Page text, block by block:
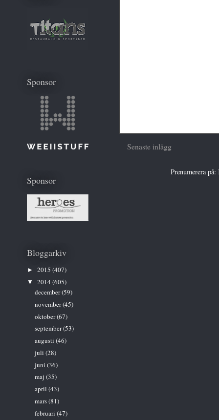
Senaste inlägg
Prenumerera på:
Sponsor
Sponsor
Bloggarkiv
► 2015 (407)
▼ 2014 (605)
december(59)
november(45)
oktober(67)
september(53)
augusti (46)
juli (28)
juni (36)
maj (35)
april (43)
mars(81)
februari (47)